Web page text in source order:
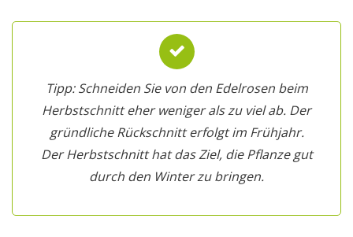
Tipp: Schneiden Sie von den Edelrosen beim
Herbstschnitt eher weniger als zu viel ab. Der
gründliche Rückschnitt erfolgt im Frühjahr.
Der Herbstschnitt hat das Ziel, die Pflanze gut
durch den Winter zu bringen.